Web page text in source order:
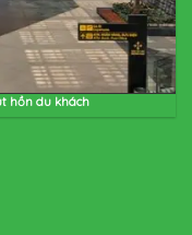
hồn du khách